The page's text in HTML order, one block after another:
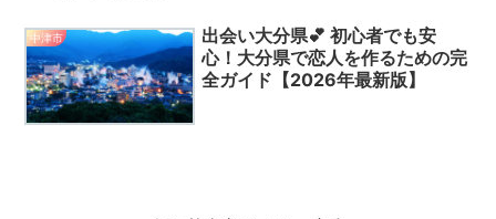
中津市
出会い大分県💕 初心者でも安
心！大分県で恋人を作るための完
全ガイド【2026年最新版】